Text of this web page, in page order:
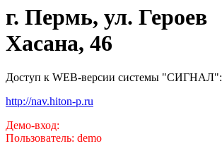
г. Пермь, ул. Героев
Хасана, 46
Доступ к WEB-версии системы "СИГНАЛ":
http://nav.hiton-p.ru
Демо-вход:
Пользователь: demo